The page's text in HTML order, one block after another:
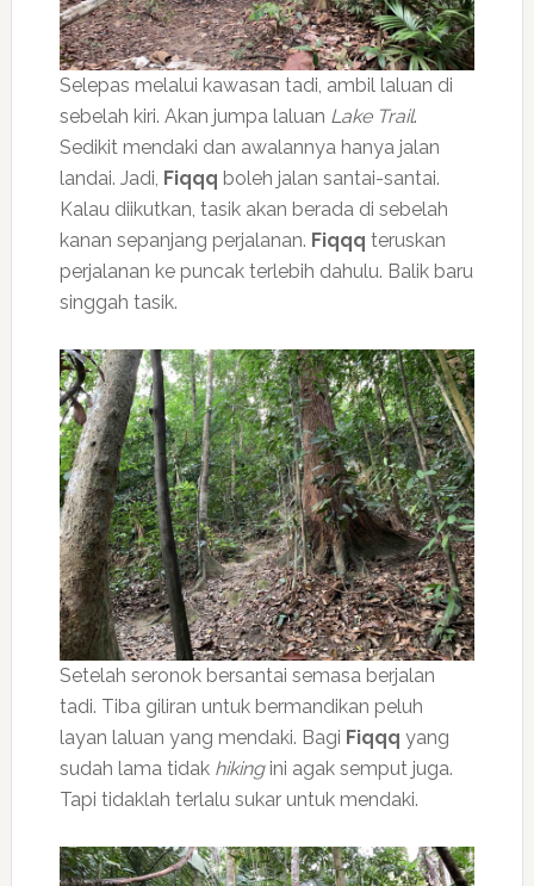
Selepas melalui kawasan tadi, ambil laluan di
sebelah kiri. Akan jumpa laluan Lake Trail.
Sedikit mendaki dan awalannya hanya jalan
landai. Jadi, Fiqqq boleh jalan santai-santai.
Kalau diikutkan, tasik akan berada di sebelah
kanan sepanjang perjalanan. Fiqqq teruskan
perjalanan ke puncak terlebih dahulu. Balik baru
singgah tasik.
Setelah seronok bersantai semasa berjalan
tadi. Tiba giliran untuk bermandikan peluh
layan laluan yang mendaki. Bagi Fiqqq yang
sudah lama tidak hikingini agak semput juga.
Tapi tidaklah terlalu sukar untuk mendaki.